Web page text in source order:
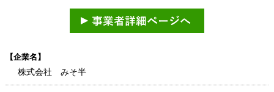
【企業名】
株式会社 みそ半